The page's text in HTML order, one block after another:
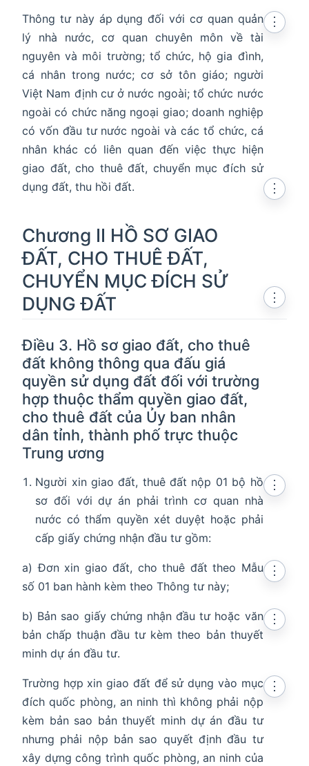
Thông tư này áp dụng đối với cơ quan quản
lý nhà nước, cơ quan chuyên môn về tài
nguyên và môi trường; tổ chức, hộ gia đình,
cá nhân trong nước; cơ sở tôn giáo; người
Việt Nam định cư ở nước ngoài; tổ chức nước
ngoài có chức năng ngoại giao; doanh nghiệp
có vốn đầu tư nước ngoài và các tổ chức, cá
nhân khác có liên quan đến việc thực hiện
giao đất, cho thuê đất, chuyển mục đích sử
dụng đất, thu hồi đất.
⋮
Chương II HỒ SƠ GIAO
ĐẤT, CHO THUÊ ĐẤT,
CHUYỂN MỤC ĐÍCH SỬ
DỤNG ĐẤT
⋮
Điều 3. Hồ sơ giao đất, cho thuê
đất không thông qua đấu giá
quyền sử dụng đất đối với trường
hợp thuộc thẩm quyền giao đất,
cho thuê đất của Ủy ban nhân
dân tỉnh, thành phố trực thuộc
Trung ương
⋮
Người xin giao đất, thuê đất nộp 01 bộ hồ
sơ đối với dự án phải trình cơ quan nhà
nước có thẩm quyền xét duyệt hoặc phải
cấp giấy chứng nhận đầu tư gồm:
⋮
a) Đơn xin giao đất, cho thuê đất theo Mẫu
số 01 ban hành kèm theo Thông tư này;
⋮
b) Bản sao giấy chứng nhận đầu tư hoặc văn
bản chấp thuận đầu tư kèm theo bản thuyết
minh dự án đầu tư.
⋮
Trường hợp xin giao đất để sử dụng vào mục
đích quốc phòng, an ninh thì không phải nộp
kèm bản sao bản thuyết minh dự án đầu tư
nhưng phải nộp bản sao quyết định đầu tư
xây dựng công trình quốc phòng, an ninh của
⋮